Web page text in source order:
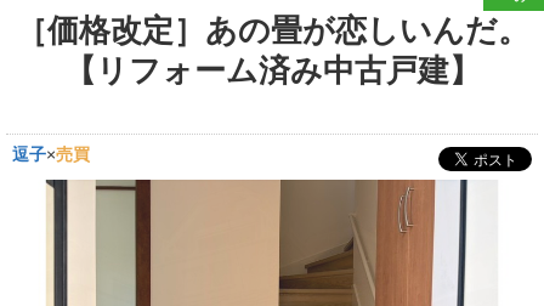
［価格改定］あの畳が恋しいんだ。
【リフォーム済み中古戸建】
逗子×売買